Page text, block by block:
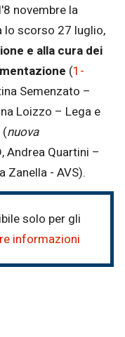
novembre la
lo scorso 27 luglio,
e alla cura dei
(1-
Semenzato –
Loizzo – Lega e
(nuova
Andrea Quartini –
Zanella - AVS).
solo per gli
informazioni